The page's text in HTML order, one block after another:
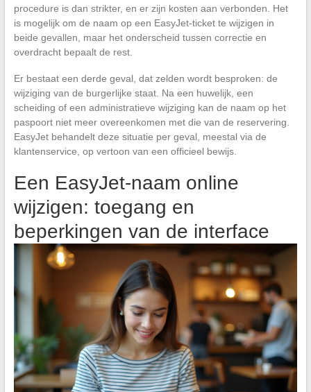
procedure is dan strikter, en er zijn kosten aan verbonden. Het
is mogelijk om de naam op een EasyJet-ticket te wijzigen in
beide gevallen, maar het onderscheid tussen correctie en
overdracht bepaalt de rest.
Er bestaat een derde geval, dat zelden wordt besproken: de
wijziging van de burgerlijke staat. Na een huwelijk, een
scheiding of een administratieve wijziging kan de naam op het
paspoort niet meer overeenkomen met die van de reservering.
EasyJet behandelt deze situatie per geval, meestal via de
klantenservice, op vertoon van een officieel bewijs.
Een EasyJet-naam online
wijzigen: toegang en
beperkingen van de interface